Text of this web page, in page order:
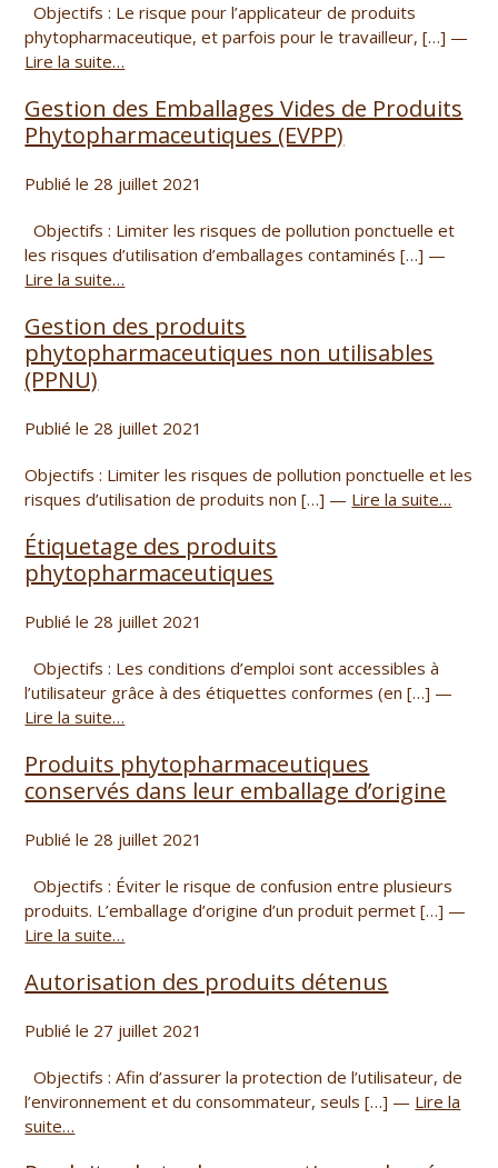
Objectifs : Le risque pour l’applicateur de produits
phytopharmaceutique, et parfois pour le travailleur, […] —
Lire la suite…
Gestion des Emballages Vides de Produits
Phytopharmaceutiques (EVPP)
Publié le 28 juillet 2021
Objectifs : Limiter les risques de pollution ponctuelle et
les risques d’utilisation d’emballages contaminés […] —
Lire la suite…
Gestion des produits
phytopharmaceutiques non utilisables
(PPNU)
Publié le 28 juillet 2021
Objectifs : Limiter les risques de pollution ponctuelle et les
risques d’utilisation de produits non […] — Lire la suite…
Étiquetage des produits
phytopharmaceutiques
Publié le 28 juillet 2021
Objectifs : Les conditions d’emploi sont accessibles à
l’utilisateur grâce à des étiquettes conformes (en […] —
Lire la suite…
Produits phytopharmaceutiques
conservés dans leur emballage d’origine
Publié le 28 juillet 2021
Objectifs : Éviter le risque de confusion entre plusieurs
produits. L’emballage d’origine d’un produit permet […] —
Lire la suite…
Autorisation des produits détenus
Publié le 27 juillet 2021
Objectifs : Afin d’assurer la protection de l’utilisateur, de
l’environnement et du consommateur, seuls […] — Lire la
suite…